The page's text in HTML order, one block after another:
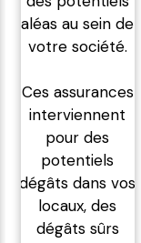
aléas au sein de
votre société.
Ces assurances
interviennent
pour des
potentiels
dégâts dans vos
locaux, des
dégâts sûrs